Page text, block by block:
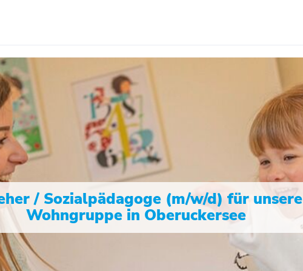
/ Sozialpädagoge (m/w/d) für unsere
Wohngruppe in Oberuckersee